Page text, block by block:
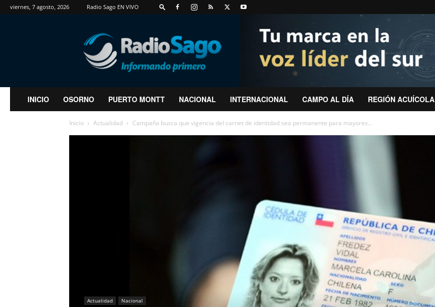
viernes, 7 agosto, 2026 Radio Sago EN VIVO
RadioSago
INICIO OSORNO PUERTO MONTT NACIONAL INTERNACIONAL CAMPO AL DÍA REGIÓN ACUÍCOLA
Inicio Actualidad Campaña busca que vigencia del carnet de identidad sea permanente para mayores...
Actualidad Nacional